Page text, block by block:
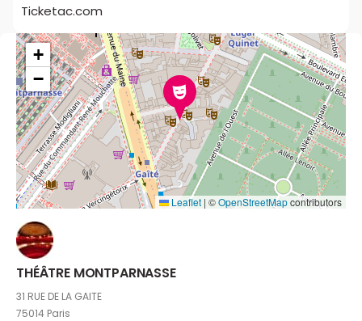
Ticketac.com
+
−
Leaflet | ©OpenStreetMapcontributors
THÉÂTRE MONTPARNASSE
31 RUE DE LA GAITE
75014 Paris